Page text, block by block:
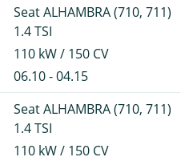
Seat ALHAMBRA (710, 711)
1.4 TSI
110 kW / 150 CV
06.10 - 04.15
Seat ALHAMBRA (710, 711)
1.4 TSI
110 kW / 150 CV